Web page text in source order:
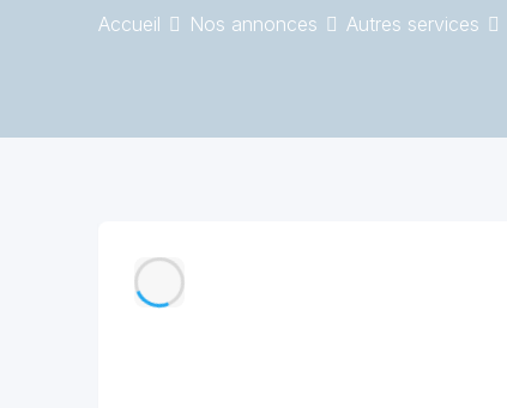
Accueil Nos annonces Autres services